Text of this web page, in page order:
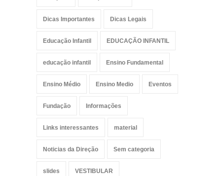
Dicas Importantes Dicas Legais
Educação Infantil EDUCAÇÃO INFANTIL
educação infantil Ensino Fundamental
Ensino Médio Ensino Medio Eventos
Fundação Informações
Links interessantes material
Noticias da Direção Sem categoria
slides VESTIBULAR